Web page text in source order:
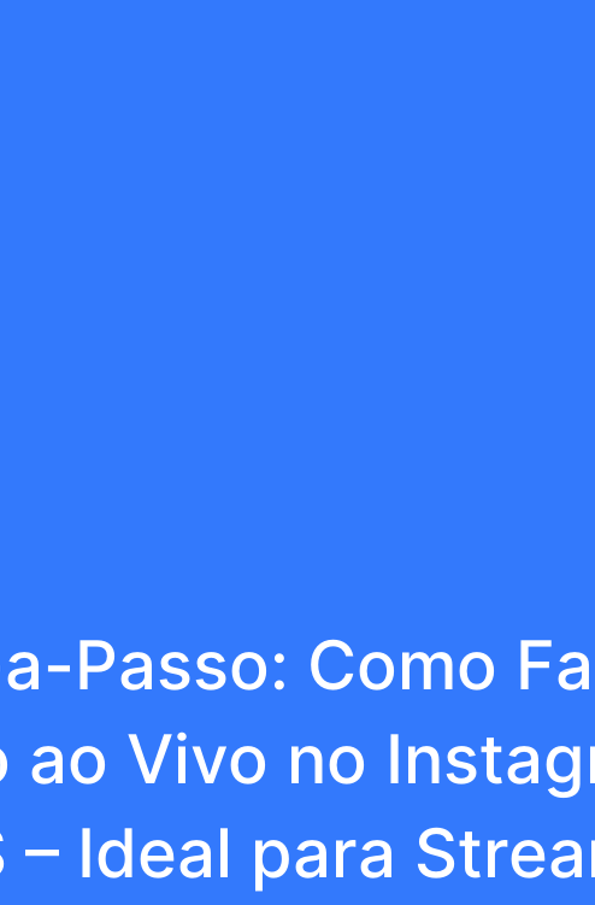
Passo: Como
ao Vivo no
– Ideal para